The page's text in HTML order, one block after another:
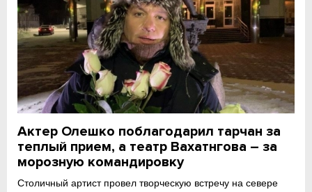
Актер Олешко поблагодарил тарчан за
теплый прием, а театр Вахатнгова – за
морозную командировку
Столичный артист провел творческую встречу на севере